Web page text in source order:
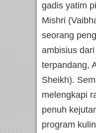
gadis yatim
Mishri
seorang
ambisius
terpandang,
Sheikh).
melengkapi
penuh
program